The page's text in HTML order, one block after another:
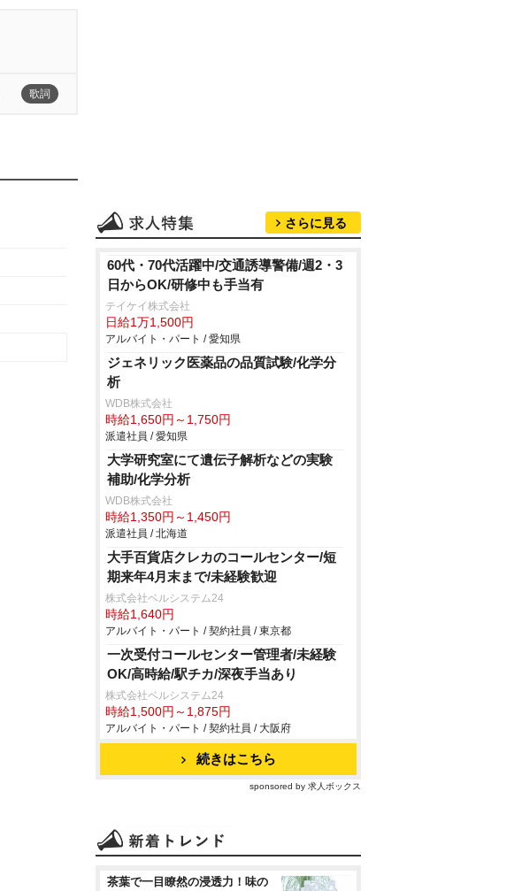
歌詞
さらに見る
60代・70代活躍中/交通誘導警備/週2・3
日からOK/研修中も手当有
テイケイ株式会社
日給1万1,500円
アルバイト・パート / 愛知県
ジェネリック医薬品の品質試験/化学分
析
WDB株式会社
時給1,650円～1,750円
派遣社員 / 愛知県
大学研究室にて遺伝子解析などの実験
補助/化学分析
WDB株式会社
時給1,350円～1,450円
派遣社員 / 北海道
大手百貨店クレカのコールセンター/短
期来年4月末まで/未経験歓迎
株式会社ベルシステム24
時給1,640円
アルバイト・パート / 契約社員 / 東京都
一次受付コールセンター管理者/未経験
OK/高時給/駅チカ/深夜手当あり
株式会社ベルシステム24
時給1,500円～1,875円
アルバイト・パート / 契約社員 / 大阪府
続きはこちら
sponsored by 求人ボックス
茶葉で一目瞭然の浸透力！味の